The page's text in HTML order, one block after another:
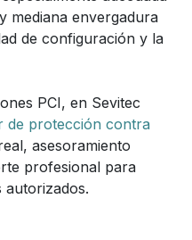
mediana envergadura
de configuración y la
PCI, en Sevitec
de protección contra
asesoramiento
profesional para
autorizados.